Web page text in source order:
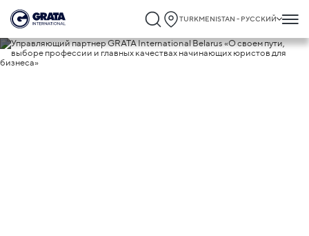
TURKMENISTAN - РУССКИЙ